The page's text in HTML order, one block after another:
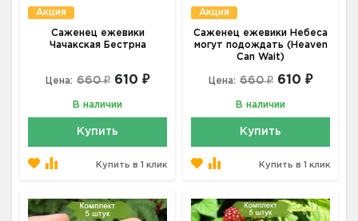
Акция
Саженец ежевики
Чачакская Бестрна
Цена: 660 ₽ 610 ₽
В наличии
Купить
Купить в 1 клик
Акция
Саженец ежевики Небеса
могут подождать (Heaven
Can Wait)
Цена: 660 ₽ 610 ₽
В наличии
Купить
Купить в 1 клик